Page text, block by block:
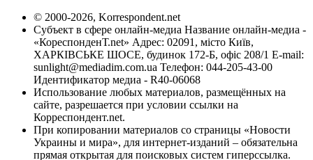
© 2000-2026, Korrespondent.net
Субъект в сфере онлайн-медиа Название онлайн-медиа -
«КореспонденТ.net» Адрес: 02091, місто Київ,
ХАРКІВСЬКЕ ШОСЕ, будинок 172-Б, офіс 208/1 E-mail:
sunlight@mediadim.com.ua Телефон: 044-205-43-00
Идентификатор медиа - R40-06068
Использование любых материалов, размещённых на
сайте, разрешается при условии ссылки на
Корреспондент.net.
При копировании материалов со страницы «Новости
Украины и мира», для интернет-изданий – обязательна
прямая открытая для поисковых систем гиперссылка.